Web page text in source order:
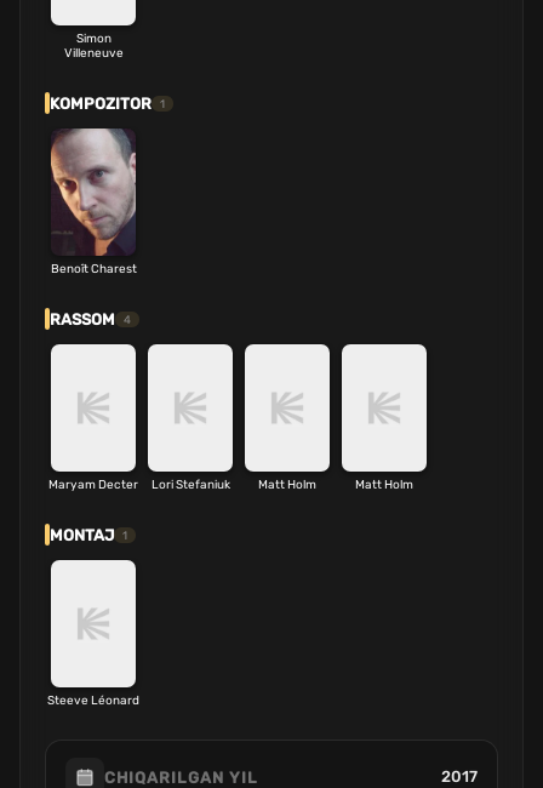
Simon
Villeneuve
KOMPOZITOR 1
Benoît Charest
RASSOM 4
Maryam Decter Lori Stefaniuk Matt Holm Matt Holm
MONTAJ 1
Steeve Léonard
CHIQARILGAN YIL 2017